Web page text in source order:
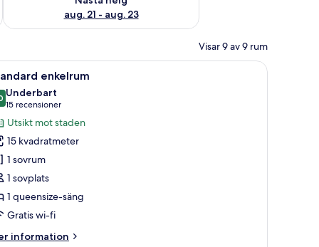
aug. 21 - aug. 23
Visar 9 av 9 rum
en rund matta, sittgrupper, ett kök och en stor TV.
Ett sovrum med en säng, ett nattduksbord,
7 enkelrum
av 10
Underbart
15 recensioner
(15 recensioner)
Utsikt mot staden
15 kvadratmeter
1 sovrum
1 sovplats
1 queensize-säng
Gratis wi-fi
information